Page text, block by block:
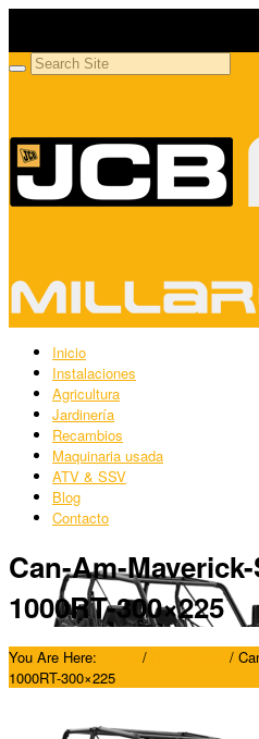
Inicio
Instalaciones
Agricultura
Jardinería
Recambios
Maquinaria usada
ATV & SSV
Blog
Contacto
Can-Am-
1000RT-300×225
You Are Here: / /
1000RT-300×225